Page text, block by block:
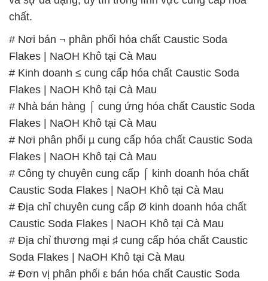
chất.
# Nơi bán ¬ phân phối hóa chất Caustic Soda
Flakes | NaOH Khô tại Cà Mau
# Kinh doanh ≤ cung cấp hóa chất Caustic Soda
Flakes | NaOH Khô tại Cà Mau
# Nhà bán hàng ⌠ cung ứng hóa chất Caustic Soda
Flakes | NaOH Khô tại Cà Mau
# Nơi phân phối µ cung cấp hóa chất Caustic Soda
Flakes | NaOH Khô tại Cà Mau
# Công ty chuyên cung cấp ⌠ kinh doanh hóa chất
Caustic Soda Flakes | NaOH Khô tại Cà Mau
# Địa chỉ chuyên cung cấp Ø kinh doanh hóa chất
Caustic Soda Flakes | NaOH Khô tại Cà Mau
# Địa chỉ thương mại ♯ cung cấp hóa chất Caustic
Soda Flakes | NaOH Khô tại Cà Mau
# Đơn vị phân phối ε bán hóa chất Caustic Soda